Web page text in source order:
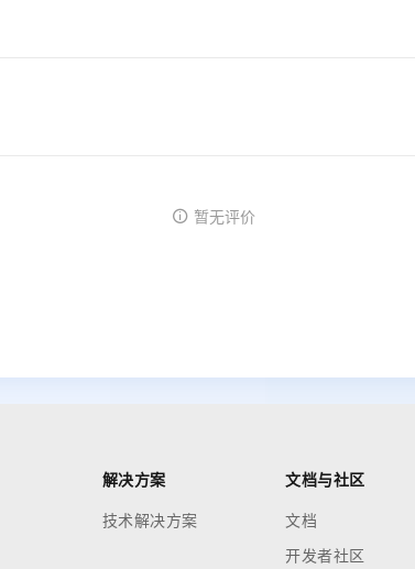
暂无评价
解决方案
技术解决方案
文档与社区
文档
开发者社区